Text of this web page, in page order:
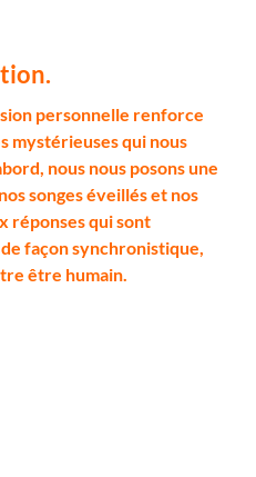
.
personnelle renforce
mystérieuses qui nous
nous nous posons une
songes éveillés et nos
réponses qui sont
façon synchronistique,
être humain.